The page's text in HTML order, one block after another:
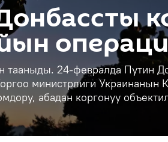
тааныды. 24-февралда Путин
министрлиги Украинанын
абадан коргонуу